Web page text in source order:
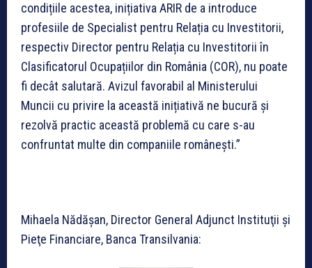
condițiile acestea, inițiativa ARIR de a introduce
profesiile de Specialist pentru Relația cu Investitorii,
respectiv Director pentru Relația cu Investitorii în
Clasificatorul Ocupațiilor din România (COR), nu poate
fi decât salutară. Avizul favorabil al Ministerului
Muncii cu privire la această inițiativă ne bucură și
rezolvă practic această problemă cu care s-au
confruntat multe din companiile românești.”
Mihaela Nădăşan, Director General Adjunct Instituţii şi
Pieţe Financiare, Banca Transilvania: